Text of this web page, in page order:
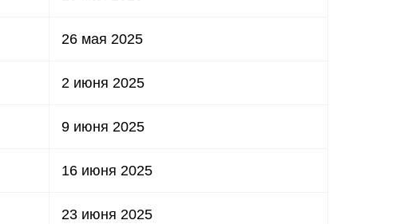
26 мая 2025
2 июня 2025
9 июня 2025
16 июня 2025
23 июня 2025